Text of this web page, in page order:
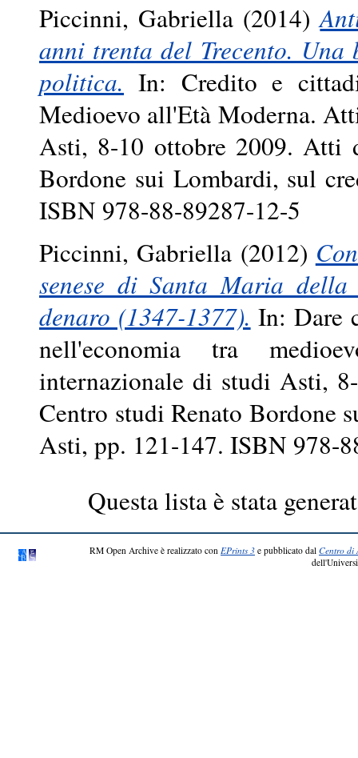
Piccinni, Gabriella (2014)
anni trenta del Trecento.
politica. In: Credito e
Medioevo all'Età Moderna.
Asti, 8-10 ottobre 2009. Atti
Bordone sui Lombardi, sul
ISBN 978-88-89287-12-5
Piccinni, Gabriella (2012)
senese di Santa Maria
denaro (1347-1377). In: Dare
nell'economia tra
internazionale di studi Asti,
Centro studi Renato Bordone
Asti, pp. 121-147. ISBN 978-
Questa lista è stata
RM Open Archive è realizzato con EPrints 3 e pubblicato dal Centro di